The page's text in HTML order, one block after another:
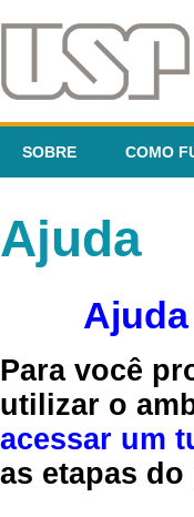
SOBRE COMO
Ajuda
Para você
utilizar o
acessar um
as etapas